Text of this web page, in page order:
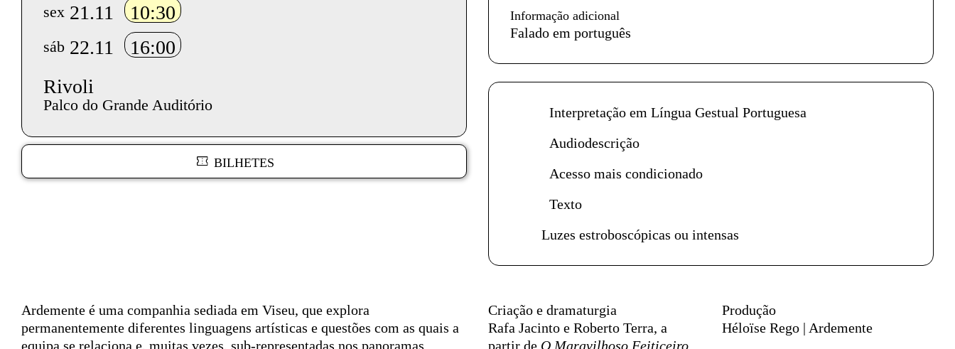
sex 21.11 10:30
sáb 22.11
16:00
Rivoli
Palco do Grande Auditório
BILHETES
Informação adicional
Falado em português
Acessibilidades do espetáculo
Interpretação em Língua Gestual Portuguesa
Audiodescrição
Acesso mais condicionado
Texto
Luzes estroboscópicas ou intensas
Texto biografia autores
Ardemente é uma companhia sediada em Viseu, que explora
permanentemente diferentes linguagens artísticas e questões com as quais a
equipa se relaciona e, muitas vezes, sub-representadas nos panoramas
Ficha técnica
Criação e dramaturgia
Rafa Jacinto e Roberto Terra, a
partir de O Maravilhoso Feiticeiro
Produção
Héloïse Rego | Ardemente